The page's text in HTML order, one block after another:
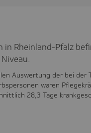
in Rheinland-Pfalz
Auswertung der bei der
waren
28,3 Tage